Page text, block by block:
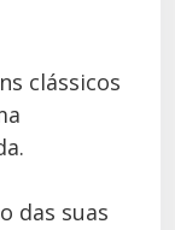
clássicos
das suas